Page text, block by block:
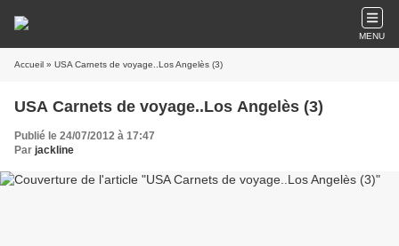
MENU
Accueil » USA Carnets de voyage..Los Angelès (3)
USA Carnets de voyage..Los Angelès (3)
Publié le 24/07/2012 à 17:47
Par jackline